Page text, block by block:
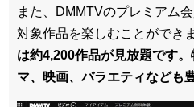
また、DMMTVのプレミアム
対象作品を楽しむことができま
は約4,200作品が見放題です
マ、映画、バラエティなども